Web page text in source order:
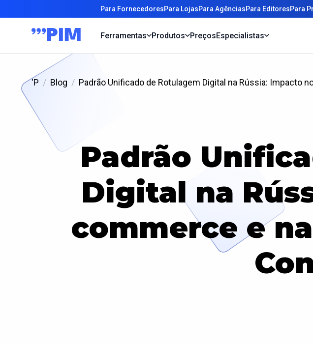
Para FornecedoresPara LojasPara AgênciasPara EditoresPara
Ferramentas Produtos PreçosEspecialistas
'P Blog Padrão Unificado de Rotulagem Digital na Rússia: Impacto
Padrão
Digital na
commerce e